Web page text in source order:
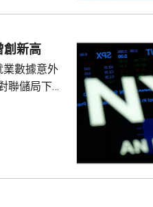
新高
業數據意外
聯儲局下月